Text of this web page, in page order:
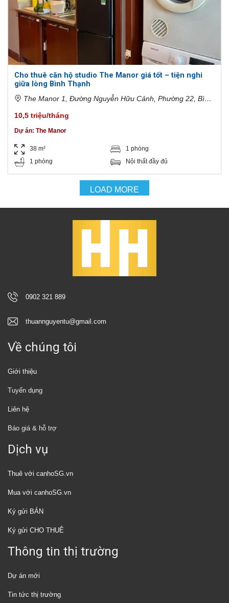
Cho thuê căn hộ studio The Manor giá tốt – tiện nghi
giữa lòng Bình Thạnh
The Manor 1, Đường Nguyễn Hữu Cảnh, Phường 22, Bình
10,5 triệu/tháng
Dự án: The Manor
38 m²
1 phòng
1 phòng
Nội thất đầy đủ
LOAD MORE
0902 321 889
thuannguyentu@gmail.com
Về chúng tôi
Giới thiệu
Tuyển dụng
Liên hệ
Báo giá & hỗ trợ
Dịch vụ
Thuê với canhoSG.vn
Mua với canhoSG.vn
Ký gửi BÁN
Ký gửi CHO THUÊ
Thông tin thị trường
Dự án mới
Tin tức thị trường